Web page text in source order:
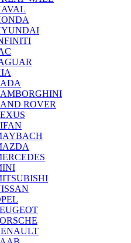
ROVER